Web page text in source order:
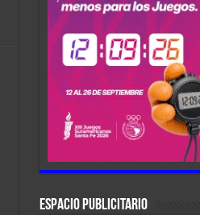
ESPACIO PUBLICITARIO